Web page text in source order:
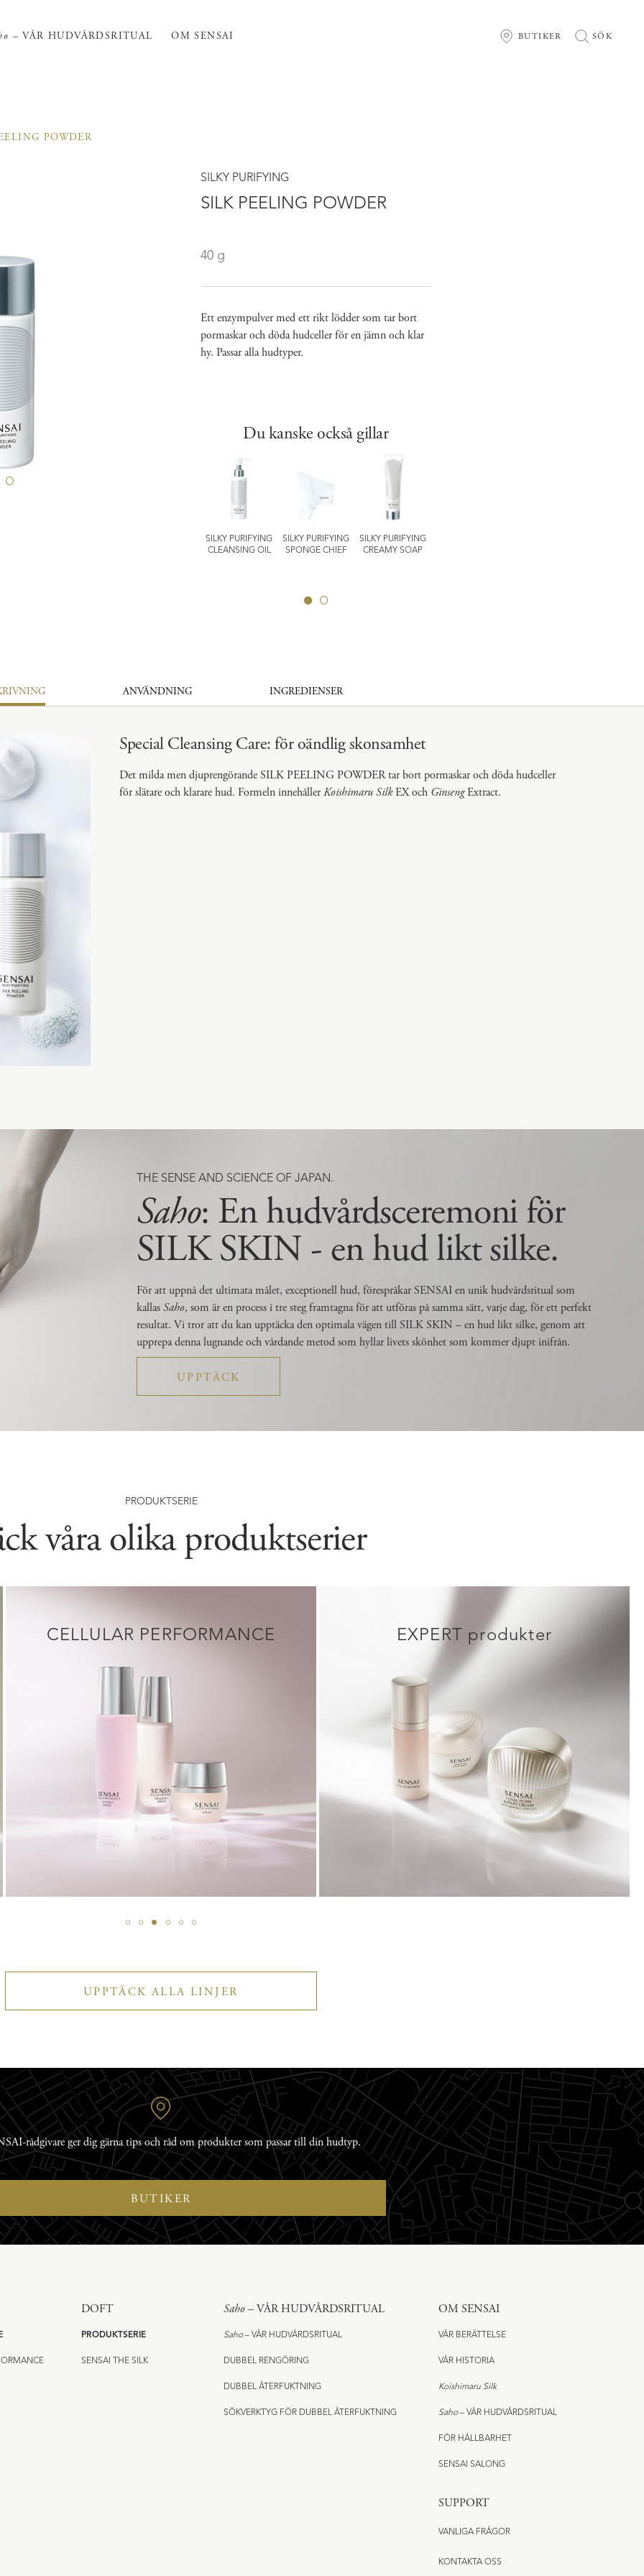
– VÅR HUDVÅRDSRITUAL OM SENSAI SÖK
BUTIKER
POWDER
SILKY PURIFYING
SILK PEELING POWDER
40 g
Ett enzympulver med ett rikt lödder som tar bort
pormaskar och döda hudceller för en jämn och klar
hy. Passar alla hudtyper.
Du kanske också gillar
SILKY PURIFYING
CLEANSING OIL
SILKY PURIFYING
SPONGE CHIEF
SILKY PURIFYING
CREAMY SOAP
ANVÄNDNING INGREDIENSER
Special Cleansing Care: för oändlig skonsamhet
Det milda men djuprengörande SILK PEELING POWDER tar bort pormaskar och döda hudceller
för slätare och klarare hud. Formeln innehållerKoishimaru SilkEX och GinsengExtract.
THE SENSE AND SCIENCE OF JAPAN.
Saho: En hudvårdsceremoni för
SILK SKIN - en hud likt silke.
För att uppnå det ultimata målet, exceptionell hud, förespråkar SENSAI en unik hudvårdsritual som
kallasSaho, som är en process i tre steg framtagna för att utföras på samma sätt, varje dag, för ett perfekt
resultat.Vi tror att du kan upptäcka den optimala vägen till SILK SKIN – en hud likt silke, genom att
upprepa denna lugnande och vårdande metod som hyllar livets skönhet som kommer djupt inifrån.
UPPTÄCK
PRODUKTSERIE
våra olika produktserier
CELLULAR PERFORMANCE
UPPTÄCK
EXPERT produkter
UPPTÄCK ALLA LINJER
rådgivare ger dig gärna tips och råd om produkter som passar till din hudtyp.
BUTIKER
DOFT
PRODUKTSERIE
SENSAI THE SILK
Saho– VÅR HUDVÅRDSRITUAL
Saho– VÅR HUDVÅRDSRITUAL
DUBBEL RENGÖRING
DUBBEL ÅTERFUKTNING
SÖKVERKTYG FÖR DUBBEL ÅTERFUKTNING
OM SENSAI
VÅR BERÄTTELSE
VÅR HISTORIA
Koishimaru Silk
Saho– VÅR HUDVÅRDSRITUAL
FÖR HÅLLBARHET
SENSAI SALONG
SUPPORT
VANLIGA FRÅGOR
KONTAKTA OSS